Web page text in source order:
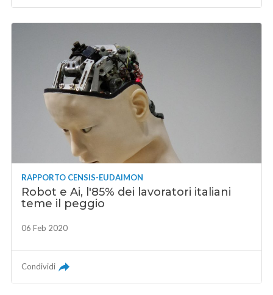
RAPPORTO CENSIS-EUDAIMON
Robot e Ai, l'85% dei lavoratori italiani
teme il peggio
06 Feb 2020
Condividi